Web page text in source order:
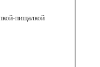
пищалкой